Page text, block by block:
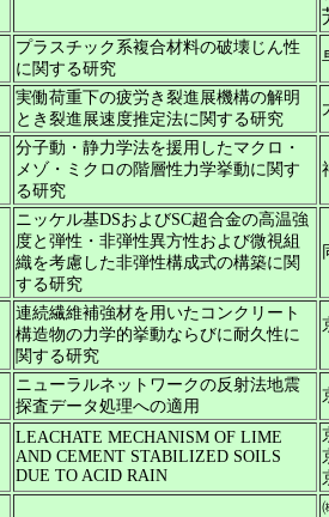
プラスチック系複合材料の破壊じん性
に関する研究
実働荷重下の疲労き裂進展機構の解明
とき裂進展速度推定法に関する研究
分子動・静力学法を援用したマクロ・
メゾ・ミクロの階層性力学挙動に関す
る研究
ニッケル基DSおよびSC超合金の高温強
度と弾性・非弾性異方性および微視組
織を考慮した非弾性構成式の構築に関
する研究
連続繊維補強材を用いたコンクリート
構造物の力学的挙動ならびに耐久性に
関する研究
ニューラルネットワークの反射法地震
探査データ処理への適用
LEACHATE MECHANISM OF LIME
AND CEMENT STABILIZED SOILS
DUE TO ACID RAIN